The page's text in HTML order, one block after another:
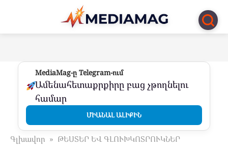
Перейти
контенту
MediaMag-ը Telegram-ում
Ամենահետաքրքիրը բաց չթողնելու
համար
ՄԻԱՆԱԼ ԱԼԻՔԻՆ
Գլխավոր » ԹԵՍՏԵՐ ԵՎ ԳԼՈՒԽԿՈՏՐՈՒԿՆԵՐ